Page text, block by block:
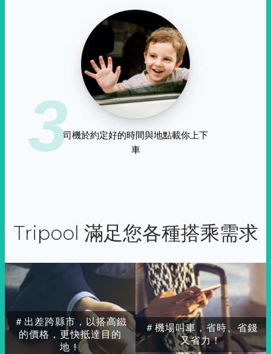
3司機於約定好的時間與地點載你上下
車
Tripool 滿足您各種搭乘需求
＃出差跨縣市，以搭高鐵
的價格，更快抵達目的
地！
＃機場叫車，省時、省錢
又省力！